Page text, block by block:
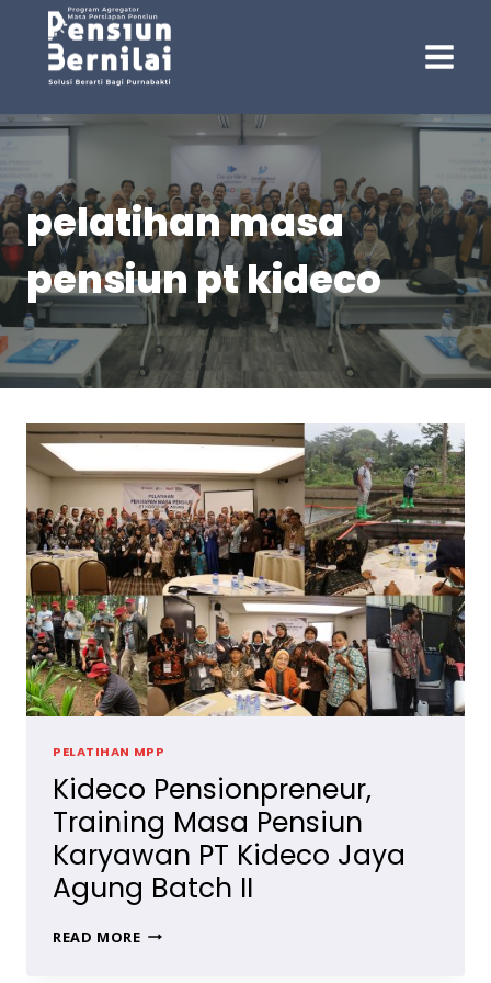
content
pelatihan masa
pensiun pt kideco
PELATIHAN MPP
Kideco Pensionpreneur,
Training Masa Pensiun
Karyawan PT Kideco Jaya
Agung Batch II
READ MOREKIDECO